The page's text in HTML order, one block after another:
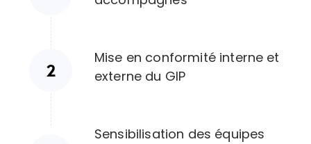
Mise en conformité interne et
externe du GIP
Sensibilisation des équipes